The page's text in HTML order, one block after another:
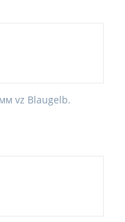
vz Blaugelb.